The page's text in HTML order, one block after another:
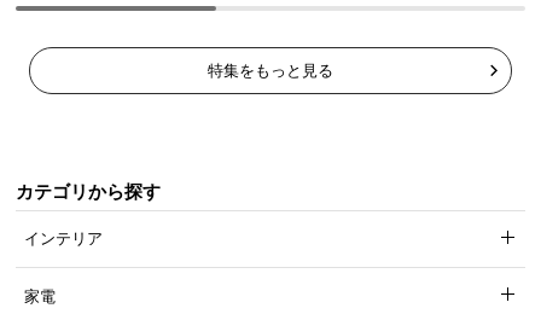
特集をもっと見る
カテゴリから探す
インテリア
家電